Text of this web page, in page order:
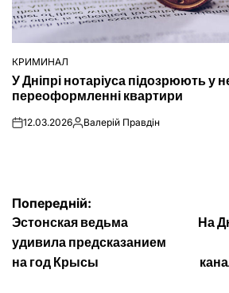
ОПУБЛІКУВАТИ
У
КРИМИНАЛ
У Дніпрі нотаріуса підозрюють у
переоформленні квартири
on12.03.2026Опубліковано
Валерій Правдін
Навігація
записів
Попередній:
Эстонская ведьма
удивила предсказанием
на год Крысы
На